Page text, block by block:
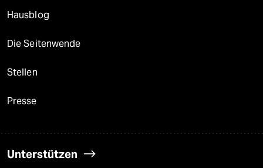
Hausblog
Die Seitenwende
Stellen
Presse
Unterstützen